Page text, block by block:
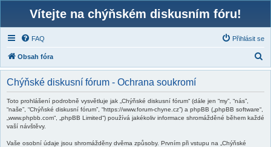
Vítejte na chýňském diskusním fóru!
FAQ Přihlásit se
Obsah fóra
l
Chýňské diskusní fórum - Ochrana soukromí
Toto prohlášení podrobně vysvětluje jak „Chýňské diskusní fórum“ (dále jen “my”, “nás”,
“naše”, “Chýňské diskusní fórum”, “https://www.forum-chyne.cz”) a phpBB („phpBB software“,
„www.phpbb.com“, „phpBB Limited“) používá jakékoliv informace shromážděné během každé
vaší návštěvy.
Vaše osobní údaje jsou shromážděny dvěma způsoby. Prvním při vstupu na „Chýňské